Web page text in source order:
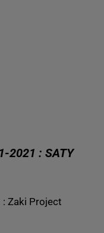
2021 : SATY